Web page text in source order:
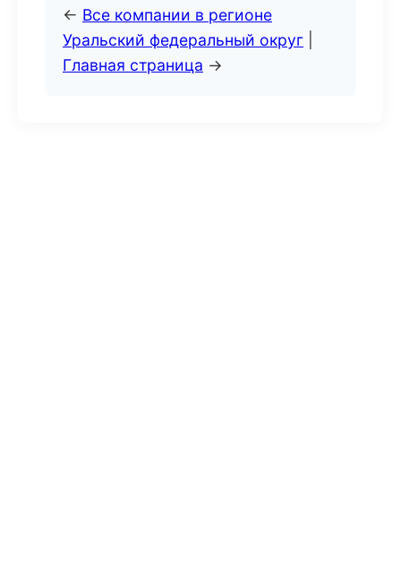
← Все компании в регионе
Уральский федеральный округ
Главная страница →